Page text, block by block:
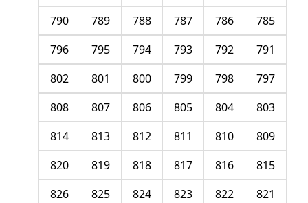
785
786
787
788
789
790
791
792
793
794
795
796
797
798
799
800
801
802
803
804
805
806
807
808
809
810
811
812
813
814
815
816
817
818
819
820
821
822
823
824
825
826